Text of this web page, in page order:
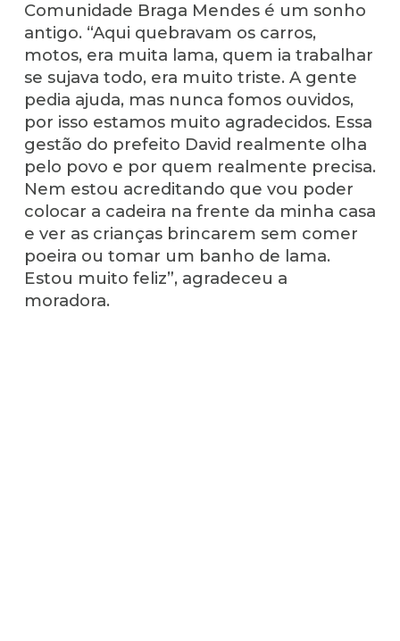
Comunidade Braga Mendes é um sonho
antigo. “Aqui quebravam os carros,
motos, era muita lama, quem ia trabalhar
se sujava todo, era muito triste. A gente
pedia ajuda, mas nunca fomos ouvidos,
por isso estamos muito agradecidos. Essa
gestão do prefeito David realmente olha
pelo povo e por quem realmente precisa.
Nem estou acreditando que vou poder
colocar a cadeira na frente da minha casa
e ver as crianças brincarem sem comer
poeira ou tomar um banho de lama.
Estou muito feliz”, agradeceu a
moradora.